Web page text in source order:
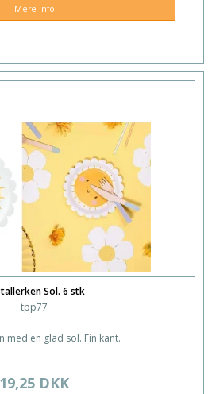
Mere info
Sol. 6 stk
tpp77
med en glad sol. Fin kant.
19,25 DKK